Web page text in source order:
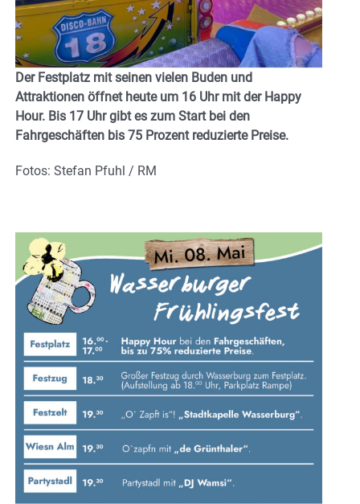
Der Festplatz mit seinen vielen Buden und
Attraktionen öffnet heute um 16 Uhr mit der Happy
Hour. Bis 17 Uhr gibt es zum Start bei den
Fahrgeschäften bis 75 Prozent reduzierte Preise.
Fotos: Stefan Pfuhl / RM